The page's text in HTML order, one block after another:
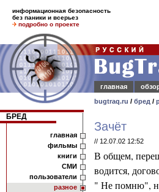
информационная безопасность
без паники и всерьез
подробно о проекте
главная
bugtraq.ru / бред /
БРЕД
главная
фильмы
книги
СМИ
пользователи
разное
Зачёт
// 12.07.02 12:52
В общем,
водится,
" Не помню",